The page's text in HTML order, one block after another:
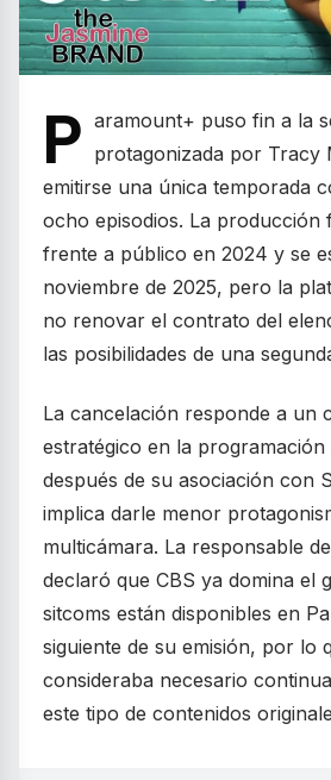
P aramount+ puso fin a la
protagonizada por Tracy
emitirse una única temporada
ocho episodios. La producción
frente a público en 2024 y se
noviembre de 2025, pero la
no renovar el contrato del
las posibilidades de una
La cancelación responde a un
estratégico en la
después de su asociación con
implica darle menor
multicámara. La responsable
declaró que CBS ya domina el
sitcoms están disponibles en
siguiente de su emisión, por lo
consideraba necesario
este tipo de contenidos